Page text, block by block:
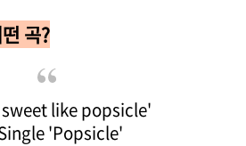
곡?
like popsicle'
'Popsicle'